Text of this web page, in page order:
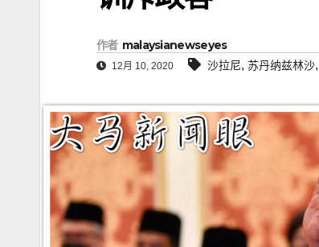
作者 malaysianewseyes
12月 10, 2020 沙拉尼, 苏丹纳兹林沙,